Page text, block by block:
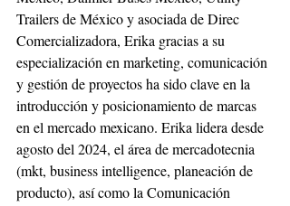
Trailers de México y asociada de Direc
Comercializadora, Erika gracias a su
especialización en marketing, comunicación
y gestión de proyectos ha sido clave en la
introducción y posicionamiento de marcas
en el mercado mexicano. Erika lidera desde
agosto del 2024, el área de mercadotecnia
(mkt, business intelligence, planeación de
producto), así como la Comunicación